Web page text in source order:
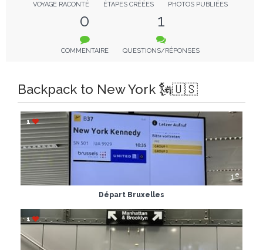
VOYAGE RACONTÉ ÉTAPES CRÉÉES PHOTOS PUBLIÉES
0
COMMENTAIRE
1
QUESTIONS/RÉPONSES
Backpack to New York 🗽🇺🇸
1e
1
Départ Bruxelles
1